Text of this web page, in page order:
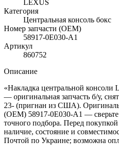
LEXUS
Категория
Центральная консоль бокс
Номер запчасти (OEM)
58917-0E030-A1
Артикул
860752
Описание
«Накладка центральной консоли
— оригинальная запчасть б/у,
23- (пригнан из США).
(OEM) 58917-0E030-A1 — сверьте
точного подбора. Перед
наличие, состояние и
Почтой по Украине; возможна